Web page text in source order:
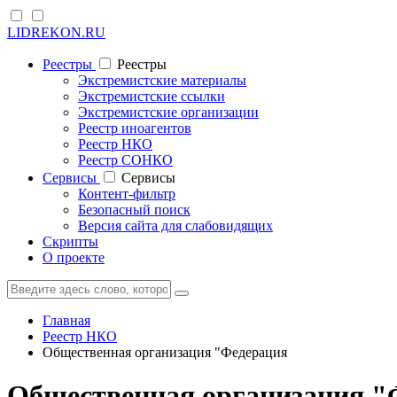
LIDREKON.RU
Реестры
Реестры
Экстремистские материалы
Экстремистские ссылки
Экстремистские организации
Реестр иноагентов
Реестр НКО
Реестр СОНКО
Cервисы
Cервисы
Контент-фильтр
Безопасный поиск
Версия сайта для слабовидящих
Скрипты
О проекте
Главная
Реестр НКО
Общественная организация "Федерация